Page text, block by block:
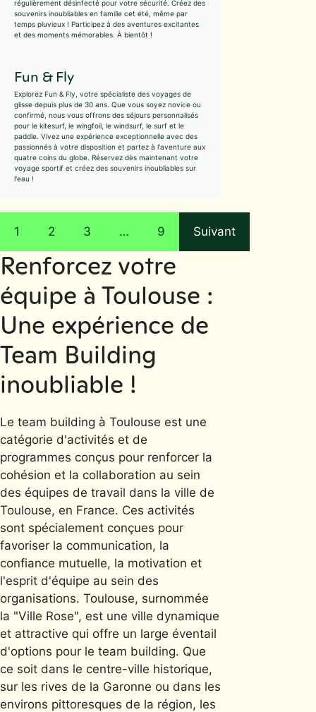
régulièrement désinfecté pour votre sécurité. Créez des
souvenirs inoubliables en famille cet été, même par
temps pluvieux ! Participez à des aventures excitantes
et des moments mémorables. À bientôt !
Fun & Fly
Explorez Fun & Fly, votre spécialiste des voyages de
glisse depuis plus de 30 ans. Que vous soyez novice ou
confirmé, nous vous offrons des séjours personnalisés
pour le kitesurf, le wingfoil, le windsurf, le surf et le
paddle. Vivez une expérience exceptionnelle avec des
passionnés à votre disposition et partez à l'aventure aux
quatre coins du globe. Réservez dès maintenant votre
voyage sportif et créez des souvenirs inoubliables sur
l'eau !
1 2 3 … 9 Suivant
Renforcez votre
équipe à Toulouse :
Une expérience de
Team Building
inoubliable !
Le team building à Toulouse est une
catégorie d'activités et de
programmes conçus pour renforcer la
cohésion et la collaboration au sein
des équipes de travail dans la ville de
Toulouse, en France. Ces activités
sont spécialement conçues pour
favoriser la communication, la
confiance mutuelle, la motivation et
l'esprit d'équipe au sein des
organisations. Toulouse, surnommée
la "Ville Rose", est une ville dynamique
et attractive qui offre un large éventail
d'options pour le team building. Que
ce soit dans le centre-ville historique,
sur les rives de la Garonne ou dans les
environs pittoresques de la région, les